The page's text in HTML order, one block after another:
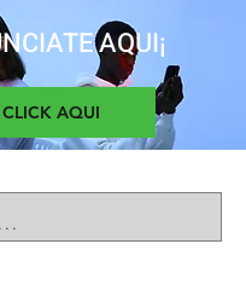
AQUI¡
CLICK AQUI